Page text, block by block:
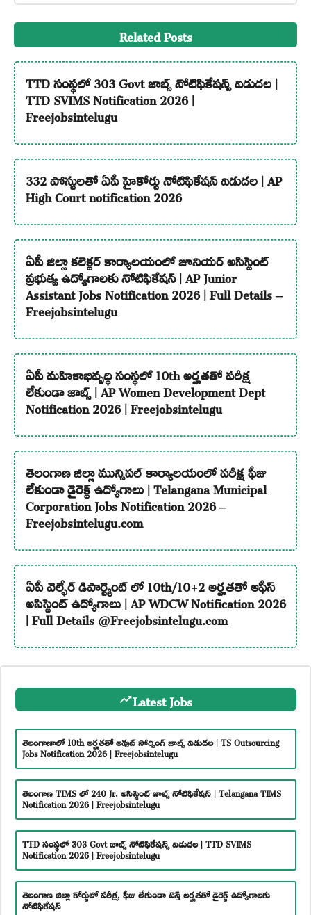
Related Posts
TTD సంస్థలో 303 Govt జాబ్స్ నోటిఫికేషన్స్ విడుదల |
TTD SVIMS Notification 2026 |
Freejobsintelugu
332 పోస్టులతో ఏపీ హైకోర్టు నోటిఫికేషన్ విడుదల | AP
High Court notification 2026
ఏపీ జిల్లా కలెక్టర్ కార్యాలయంలో జూనియర్ అసిస్టెంట్
ప్రభుత్వ ఉద్యోగాలకు నోటిఫికేషన్ | AP Junior
Assistant Jobs Notification 2026 | Full Details –
Freejobsintelugu
ఏపీ మహిళాభివృద్ధి సంస్థలో 10th అర్హతతో పరీక్ష
లేకుండా జాబ్స్ | AP Women Development Dept
Notification 2026 | Freejobsintelugu
తెలంగాణ జిల్లా మున్సిపల్ కార్యాలయంలో పరీక్ష ఫీజు
లేకుండా డైరెక్ట్ ఉద్యోగాలు | Telangana Municipal
Corporation Jobs Notification 2026 –
Freejobsintelugu.com
ఏపీ వెల్ఫేర్ డిపార్ట్మెంట్ లో 10th/10+2 అర్హతతో ఆఫీస్
అసిస్టెంట్ ఉద్యోగాలు | AP WDCW Notification 2026
| Full Details @Freejobsintelugu.com
Latest Jobs
తెలంగాణాలో 10th అర్హతతో అవుట్ సోర్సింగ్ జాబ్స్ విడుదల | TS Outsourcing
Jobs Notification 2026 | Freejobsintelugu
తెలంగాణ TIMS లో 240 Jr. అసిస్టెంట్ జాబ్స్ నోటిఫికేషన్ | Telangana TIMS
Notification 2026 | Freejobsintelugu
TTD సంస్థలో 303 Govt జాబ్స్ నోటిఫికేషన్స్ విడుదల | TTD SVIMS
Notification 2026 | Freejobsintelugu
తెలంగాణ జిల్లా కోర్టులో పరీక్ష, ఫీజు లేకుండా టెన్త్ అర్హతతో డైరెక్ట్ ఉద్యోగాలకు
నోటిఫికేషన్